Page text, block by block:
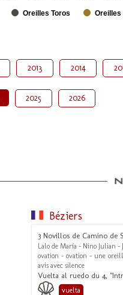
Oreilles Toros Oreilles
2013 2014
2025 2026
Béziers
3 Novillos de Camino de
Lalo de María - Nino Julian -
ovation - ovation - une
avis avec silence
Vuelta al ruedo du 4,
vuelta